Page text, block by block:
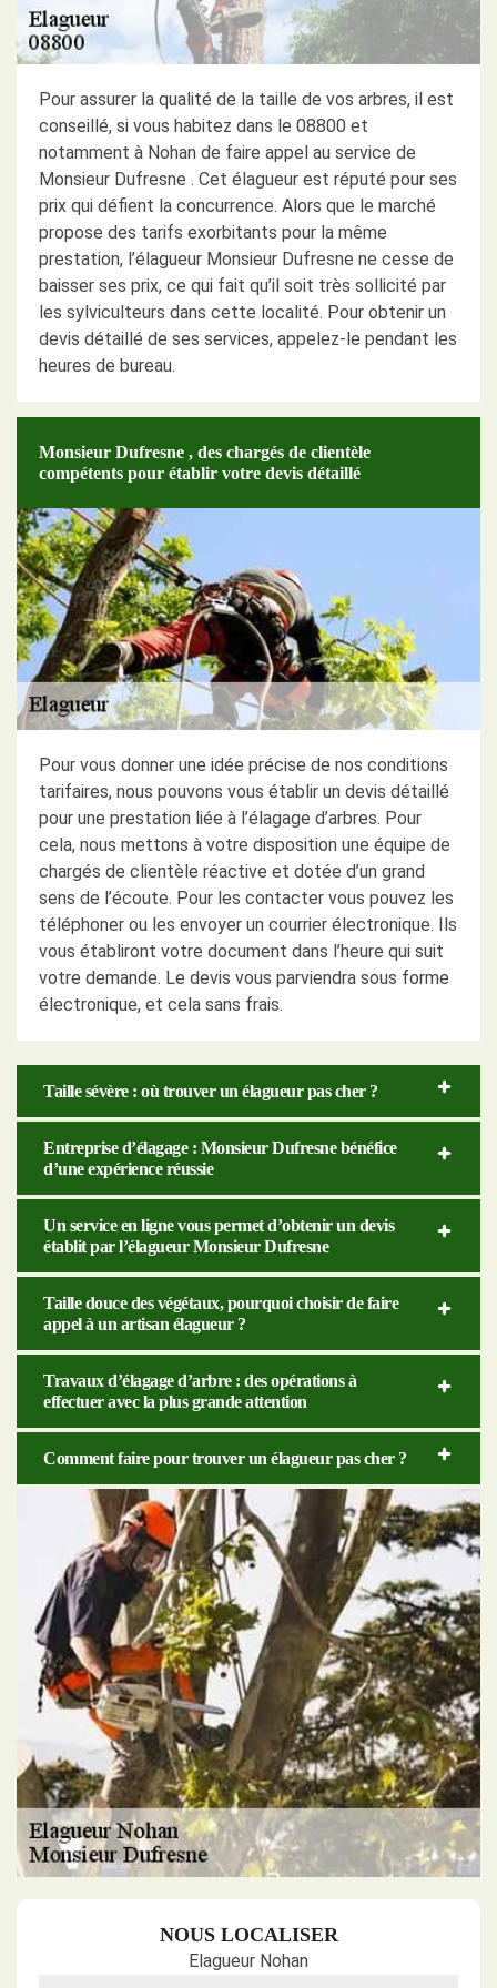
Pour assurer la qualité de la taille de vos arbres, il est
conseillé, si vous habitez dans le 08800 et
notamment à Nohan de faire appel au service de
Monsieur Dufresne . Cet élagueur est réputé pour ses
prix qui défient la concurrence. Alors que le marché
propose des tarifs exorbitants pour la même
prestation, l’élagueur Monsieur Dufresne ne cesse de
baisser ses prix, ce qui fait qu’il soit très sollicité par
les sylviculteurs dans cette localité. Pour obtenir un
devis détaillé de ses services, appelez-le pendant les
heures de bureau.
Monsieur Dufresne , des chargés de clientèle
compétents pour établir votre devis détaillé
Pour vous donner une idée précise de nos conditions
tarifaires, nous pouvons vous établir un devis détaillé
pour une prestation liée à l’élagage d’arbres. Pour
cela, nous mettons à votre disposition une équipe de
chargés de clientèle réactive et dotée d’un grand
sens de l’écoute. Pour les contacter vous pouvez les
téléphoner ou les envoyer un courrier électronique. Ils
vous établiront votre document dans l’heure qui suit
votre demande. Le devis vous parviendra sous forme
électronique, et cela sans frais.
Taille sévère : où trouver un élagueur pas cher ?
Entreprise d’élagage : Monsieur Dufresne bénéfice
d’une expérience réussie
Un service en ligne vous permet d’obtenir un devis
établit par l’élagueur Monsieur Dufresne
Taille douce des végétaux, pourquoi choisir de faire
appel à un artisan élagueur ?
Travaux d’élagage d’arbre : des opérations à
effectuer avec la plus grande attention
Comment faire pour trouver un élagueur pas cher ?
NOUS LOCALISER
Elagueur Nohan